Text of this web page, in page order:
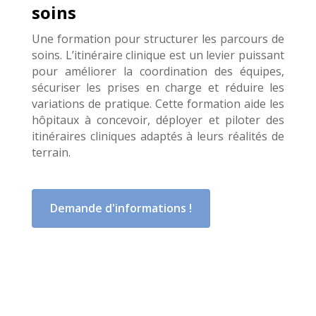
soins
Une formation pour structurer les parcours de
soins. L’itinéraire clinique est un levier puissant
pour améliorer la coordination des équipes,
sécuriser les prises en charge et réduire les
variations de pratique. Cette formation aide les
hôpitaux à concevoir, déployer et piloter des
itinéraires cliniques adaptés à leurs réalités de
terrain.
Demande d'informations !